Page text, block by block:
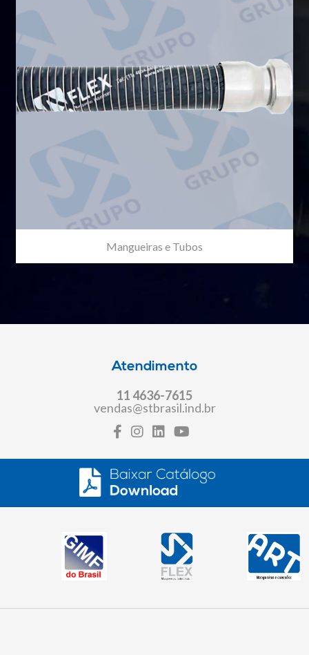
Mangueiras e Tubos
Atendimento
11 4636-7615
vendas@stbrasil.ind.br